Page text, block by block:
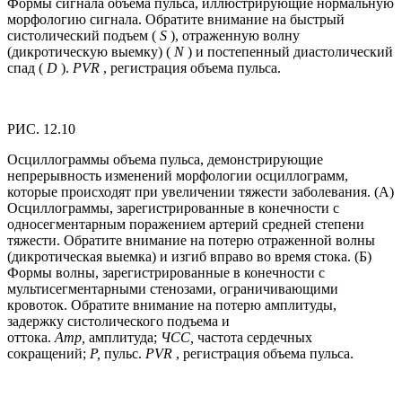
Формы сигнала объема пульса, иллюстрирующие нормальную
морфологию сигнала. Обратите внимание на быстрый
систолический подъем ( S ), отраженную волну
(дикротическую выемку) ( N) и постепенный диастолический
спад ( D ). PVR , регистрация объема пульса.
РИС. 12.10
Осциллограммы объема пульса, демонстрирующие
непрерывность изменений морфологии осциллограмм,
которые происходят при увеличении тяжести заболевания. (А)
Осциллограммы, зарегистрированные в конечности с
односегментарным поражением артерий средней степени
тяжести. Обратите внимание на потерю отраженной волны
(дикротическая выемка) и изгиб вправо во время стока. (Б)
Формы волны, зарегистрированные в конечности с
мультисегментарными стенозами, ограничивающими
кровоток. Обратите внимание на потерю амплитуды,
задержку систолического подъема и
оттока.Amp, амплитуда; ЧСС, частота сердечных
сокращений; P, пульс. PVR , регистрация объема пульса.